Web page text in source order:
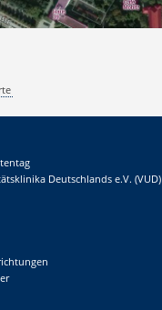
Deutschlands e.V. (VUD)